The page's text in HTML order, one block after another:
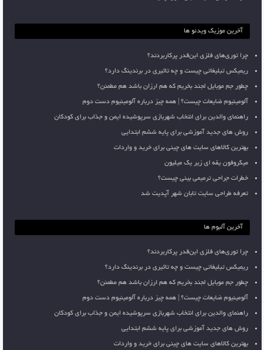
آخرین موزیک ویدئو ها
چرا توری‌های فلزی این‌قدر پرکاربردند؟
ریمیکس تبلیغاتی چیست و چه تاثیری در برندینگ دارد؟
چطور جم موبایل لجند بخریم که هم ارزان باشد هم مطمئن؟
آلومینیوم ضایعات چیست؟ | همه چیز درباره آلومینیوم دست دوم
راهنمای والدین برای انتخاب شهربازی سرپوشیده ایمن و جذاب برای کودکان
روش های جدید آموزشی برای پایه ششم ابتدایی
بهترین کالاهای سایت های چینی برای خرید و واردات
میکروفون یقه ای زیر یک میلیون
خطرات جراحی ترمیمی بینی چیست؟
تعرفه طراحی سایت تابان شهر آپدیت شد
آخرین آلبوم ها
چرا توری‌های فلزی این‌قدر پرکاربردند؟
ریمیکس تبلیغاتی چیست و چه تاثیری در برندینگ دارد؟
چطور جم موبایل لجند بخریم که هم ارزان باشد هم مطمئن؟
آلومینیوم ضایعات چیست؟ | همه چیز درباره آلومینیوم دست دوم
راهنمای والدین برای انتخاب شهربازی سرپوشیده ایمن و جذاب برای کودکان
روش های جدید آموزشی برای پایه ششم ابتدایی
بهترین کالاهای سایت های چینی برای خرید و واردات